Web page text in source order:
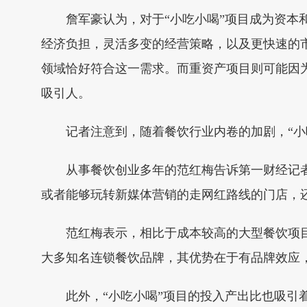
詹军豪认为，对于“小吃小喝”项目成为资本
经济负担，灵活多变的经营策略，以及更快速
领域恰好符合这一需求。而重资产项目则可能
吸引人。
记者注意到，随着餐饮行业内卷的加剧，“小
从事餐饮创业多年的范红梅告诉第一财经记
或者能够玩转新媒体营销的走网红路线的门店
范红梅表示，相比于成本较高的大型餐饮项
大多知名连锁餐饮品牌，其优势在于有品牌效
此外，“小吃小喝”项目的投入产出比也吸引